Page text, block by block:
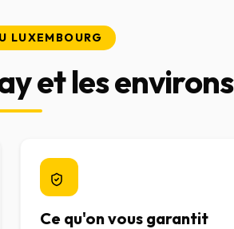
LUXEMBOURG
et les environs
Ce qu'on vous garantit